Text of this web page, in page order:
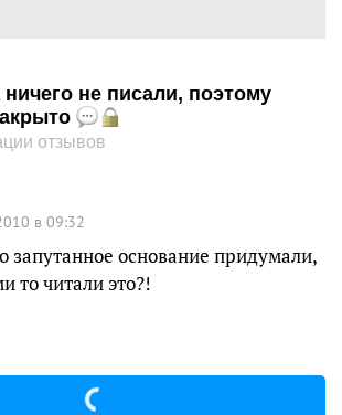
ничего не писали, поэтому
отзывов
в 09:32
запутанное основание придумали,
то читали это?!